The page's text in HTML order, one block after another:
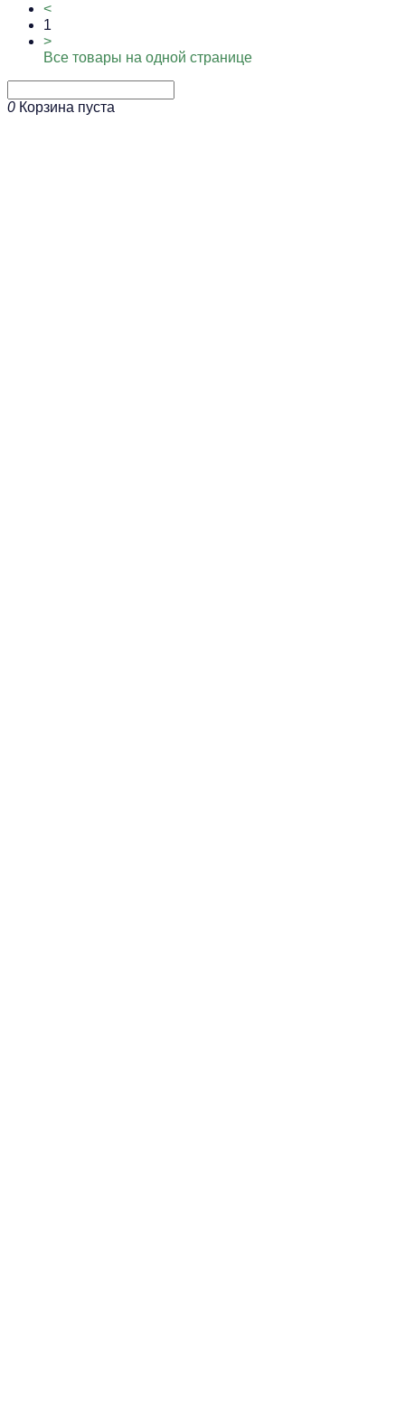
<
1
>
Все товары на одной странице
0 Корзина пуста